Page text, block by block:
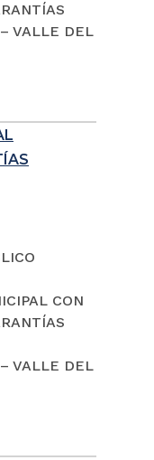
VALLE DEL
CON
VALLE DEL